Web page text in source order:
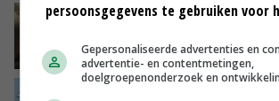
‘Samenwerking A-ware en
VANDAAG, 16:01
persoonsgegevens te gebruiken voor
Gepersonaliseerde advertenties en
advertentie- en contentmetingen,
doelgroepenonderzoek en